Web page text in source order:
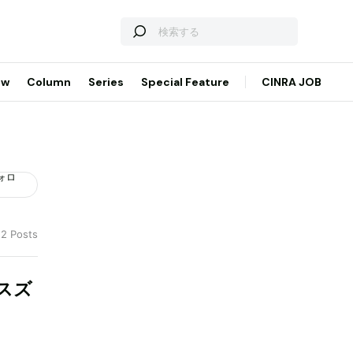
Column Series Special Feature CINRA JOB
ロ
Posts
ズ